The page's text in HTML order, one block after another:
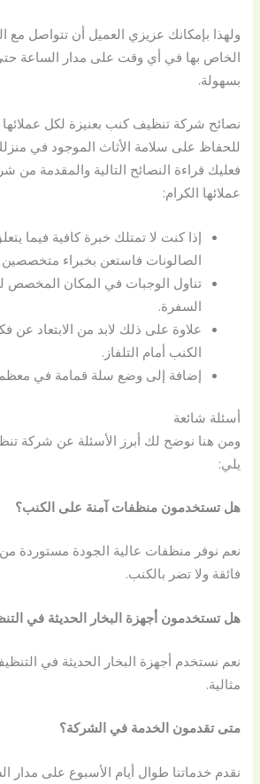
ولهذا بإمكانك عزيزي العميل أن تتواصل مع
الخاص بها في أي وقت على مدار الساعة
بسهولة.
نصائح شركة تنظيف كنب بعنيزة لكل عملائها
للحفاظ على سلامة الأثاث الموجود في
فعليك قراءة النصائح التالية والمقدمة من
عملائها الكرام:
إذا كنت لا تمتلك خبرة كافية فيما
الصالونات فاستعن بخبراء
تناول الوجبات في المكان المخصص
السفرة.
علاوة على ذلك لابد من الابتعاد عن
الكنب أمام التلفاز.
إضافة إلى وضع سلة قمامة في معظم
أسئلة شائعة
ومن هنا نوضح لك أبرز الأسئلة عن شركة
يلي:
هل تستخدمون منظفات آمنة على الكنب؟
نعم نوفر منظفات عالية الجودة مستوردة
فائقة ولا تضر بالكنب.
هل تستخدمون أجهزة البخار الحديثة في
نعم نستخدم أجهزة البخار الحديثة في
مثالية.
متى تقدمون الخدمة في الشركة؟
نقدم خدماتنا طوال أيام الأسبوع على مدار